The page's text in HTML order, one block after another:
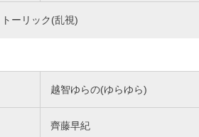
トーリック(乱視)
越智ゆらの(ゆらゆら)
齊藤早紀